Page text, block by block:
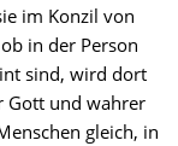
im Konzil von
in der Person
sind, wird dort
Gott und wahrer
gleich, in